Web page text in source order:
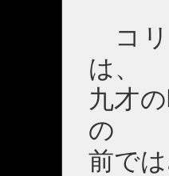
コリ
は、
九才
の
前で